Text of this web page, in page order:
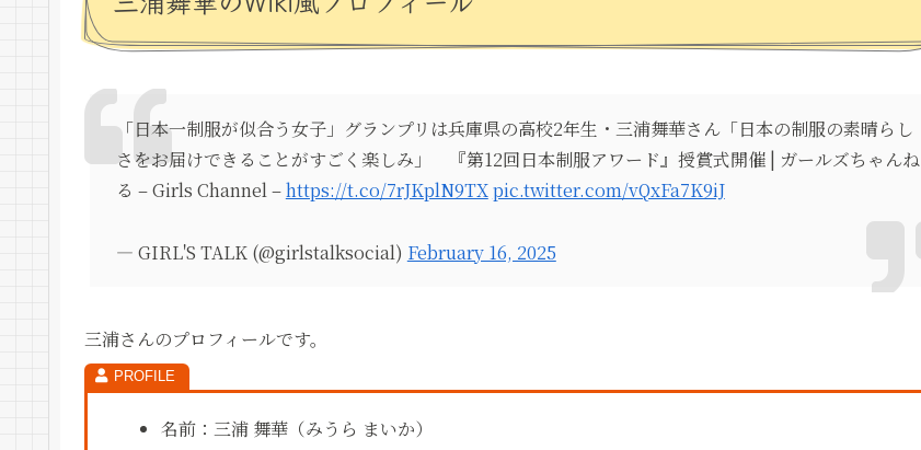
「日本一制服が似合う女子」グランプリは兵庫県の高校2年生・三浦舞華さん「日本の制服の素晴らし
さをお届けできることがすごく楽しみ」 『第12回日本制服アワード』授賞式開催 | ガールズちゃんね
る – Girls Channel –https://t.co/7rJKplN9TXpic.twitter.com/vQxFa7K9iJ
— GIRL'S TALK (@girlstalksocial) February 16, 2025
三浦さんのプロフィールです。
名前：三浦 舞華（みうら まいか）